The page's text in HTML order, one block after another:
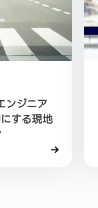
ンジニア
する現地